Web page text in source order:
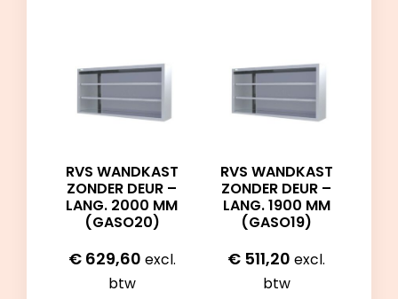
RVS WANDKAST
ZONDER DEUR –
LANG. 2000 MM
(GASO20)
€629,60 excl.
btw
RVS WANDKAST
ZONDER DEUR –
LANG. 1900 MM
(GASO19)
€ 511,20 excl.
btw